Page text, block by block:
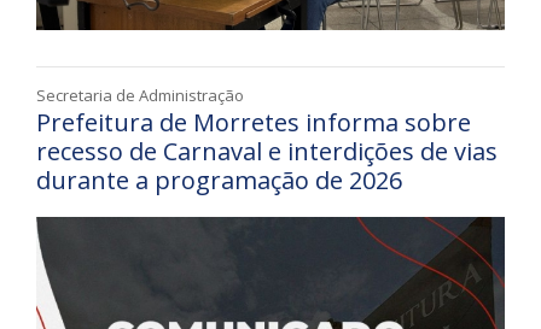
Secretaria de Administração
Prefeitura de Morretes informa sobre
recesso de Carnaval e interdições de vias
durante a programação de 2026